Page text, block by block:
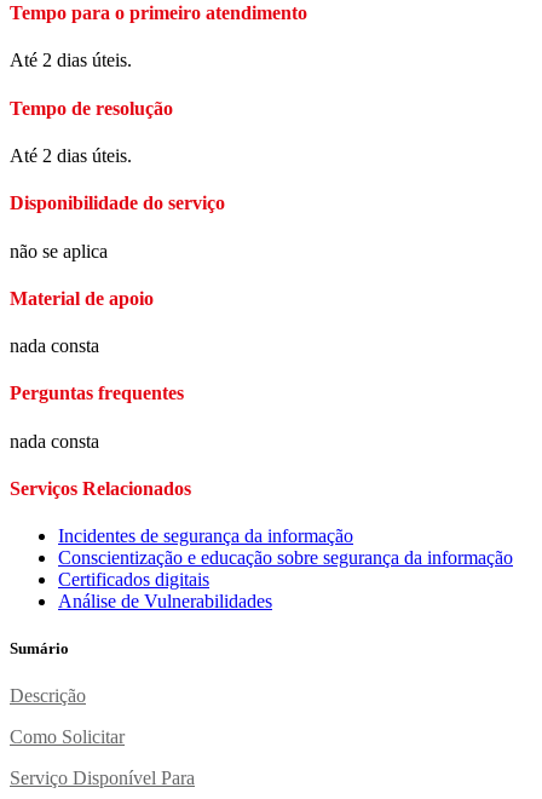
Tempo para o primeiro atendimento
Até 2 dias úteis.
Tempo de resolução
Até 2 dias úteis.
Disponibilidade do serviço
não se aplica
Material de apoio
nada consta
Perguntas frequentes
nada consta
Serviços Relacionados
Incidentes de segurança da informação
Conscientização e educação sobre segurança da informação
Certificados digitais
Análise de Vulnerabilidades
Sumário
Descrição
Como Solicitar
Serviço Disponível Para